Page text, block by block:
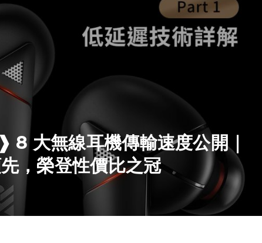
8 大無線耳機傳輸速度公開｜
，榮登性價比之冠